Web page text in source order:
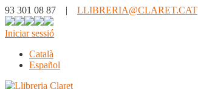
93 301 08 87 | LLIBRERIA@CLARET.CAT
Iniciar sessió
Català
Español